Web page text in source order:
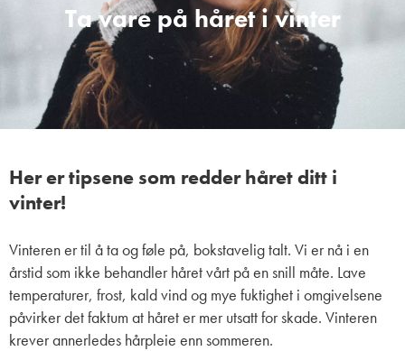
Ta vare på håret i vinter
Her er tipsene som redder håret ditt i
vinter!
Vinteren er til å ta og føle på, bokstavelig talt. Vi er nå i en
årstid som ikke behandler håret vårt på en snill måte. Lave
temperaturer, frost, kald vind og mye fuktighet i omgivelsene
påvirker det faktum at håret er mer utsatt for skade. Vinteren
krever annerledes hårpleie enn sommeren.